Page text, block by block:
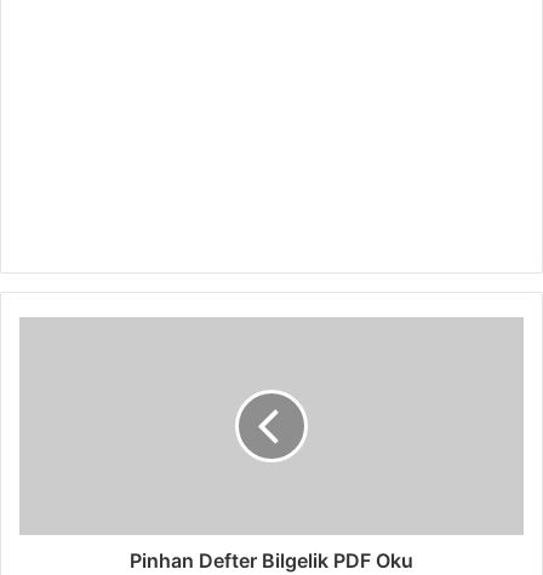
Pinhan Defter Bilgelik PDF Oku